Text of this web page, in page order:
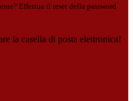
Effettua il reset della password
la casella di posta elettronica!